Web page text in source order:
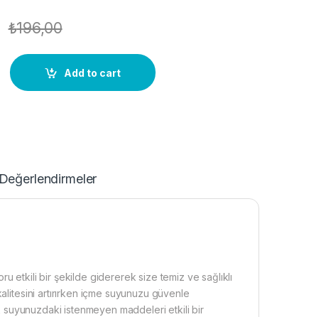
₺196,00
filtre quantity
Add to cart
Değerlendirmeler
etkili bir şekilde gidererek size temiz ve sağlıklı
artırırken içme suyunuzu güvenle
istenmeyen maddeleri etkili bir